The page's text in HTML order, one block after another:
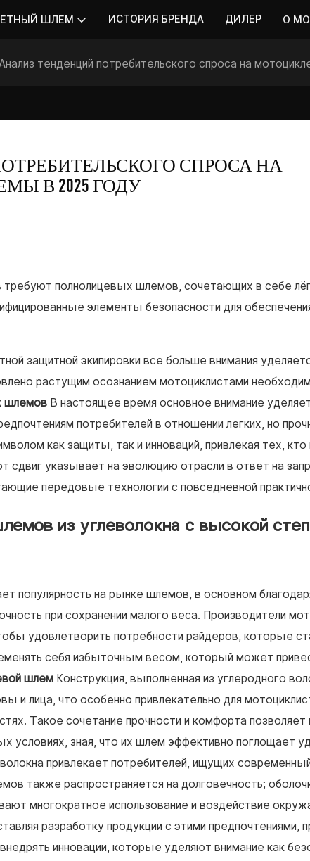
ШЛЕМ ИСТОРИЯ БРЕНДА ДИЛЕР О
тенденций потребительского спроса на
СПРОСА НА
В 2025 ГОДУ
полнолицевых шлемов, сочетающих в себе
элементы безопасности для
защитной экипировки все больше внимания
растущим осознанием мотоциклистами
шлемовВ настоящее время основное внимание
потребителей в отношении легких, но
как защиты, так и инноваций, привлекая тех,
сдвиг указывает на эволюцию отрасли в ответ на
передовые технологии с повседневной
из углеволокна с высокой
популярность на рынке шлемов, в основном
при сохранении малого веса. Производители
удовлетворить потребности райдеров, которые
себя избыточным весом, который может
шлемКонструкция, выполненная из углеродного
и лица, что особенно привлекательно для
Такое сочетание прочности и комфорта позволяет
условиях, зная, что их шлем эффективно поглощает
привлекает потребителей, ищущих
также распространяется на долговечность;
многократное использование и воздействие
разработку продукции с этими предпочтениями,
инновации, которые уделяют внимание как